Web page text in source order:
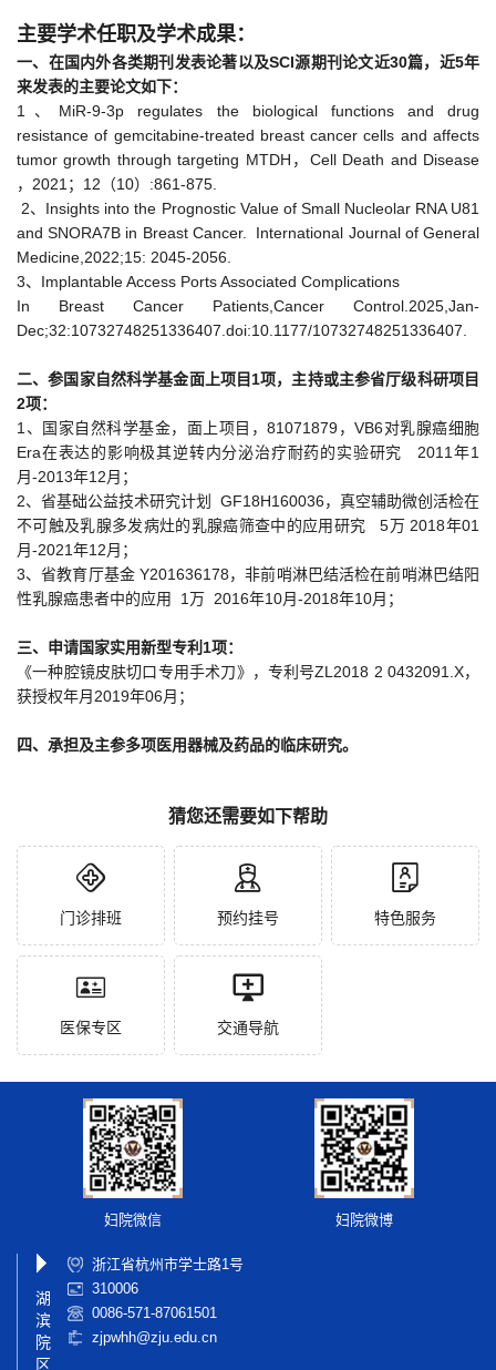
主要学术任职及学术成果：
一、在国内外各类期刊发表论著以及SCI源期刊论文近30篇，近5年
来发表的主要论文如下：
1、MiR-9-3p regulates the biological functions and drug
resistance of gemcitabine-treated breast cancer cells and affects
tumor growth through targeting MTDH，Cell Death and Disease
，2021；12（10）:861-875.
2、Insights into the Prognostic Value of Small Nucleolar RNA U81
and SNORA7B in Breast Cancer. International Journal of General
Medicine,2022;15: 2045-2056.
3、Implantable Access Ports Associated Complications
In Breast Cancer Patients,Cancer Control.2025,Jan-
Dec;32:10732748251336407.doi:10.1177/10732748251336407.
二、参国家自然科学基金面上项目1项，主持或主参省厅级科研项目
2项：
1、国家自然科学基金，面上项目，81071879，VB6对乳腺癌细胞
Era在表达的影响极其逆转内分泌治疗耐药的实验研究 2011年1
月-2013年12月；
2、省基础公益技术研究计划 GF18H160036，真空辅助微创活检在
不可触及乳腺多发病灶的乳腺癌筛查中的应用研究 5万 2018年01
月-2021年12月；
3、省教育厅基金 Y201636178，非前哨淋巴结活检在前哨淋巴结阳
性乳腺癌患者中的应用 1万 2016年10月-2018年10月；
三、申请国家实用新型专利1项：
《一种腔镜皮肤切口专用手术刀》，专利号ZL2018 2 0432091.X，
获授权年月2019年06月；
四、承担及主参多项医用器械及药品的临床研究。
猜您还需要如下帮助
门诊排班 预约挂号 特色服务
医保专区 交通导航
妇院微信 妇院微博
湖
滨
院
区
浙江省杭州市学士路1号
310006
0086-571-87061501
zjpwhh@zju.edu.cn